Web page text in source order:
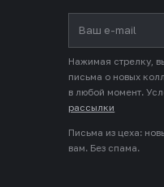
Нажимая стрелку,
письма о новых
в любой момент.
рассылки
Письма из цеха:
вам. Без спама.